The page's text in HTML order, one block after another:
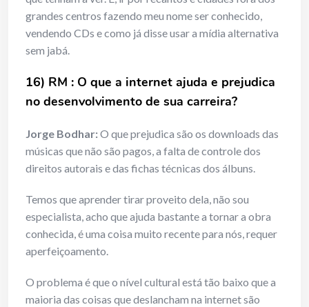
grandes centros fazendo meu nome ser conhecido,
vendendo CDs e como já disse usar a mídia alternativa
sem jabá.
16) RM : O que a internet ajuda e prejudica
no desenvolvimento de sua carreira?
Jorge Bodhar:O que prejudica são os downloads das
músicas que não são pagos, a falta de controle dos
direitos autorais e das fichas técnicas dos álbuns.
Temos que aprender tirar proveito dela, não sou
especialista, acho que ajuda bastante a tornar a obra
conhecida, é uma coisa muito recente para nós, requer
aperfeiçoamento.
O problema é que o nível cultural está tão baixo que a
maioria das coisas que deslancham na internet são